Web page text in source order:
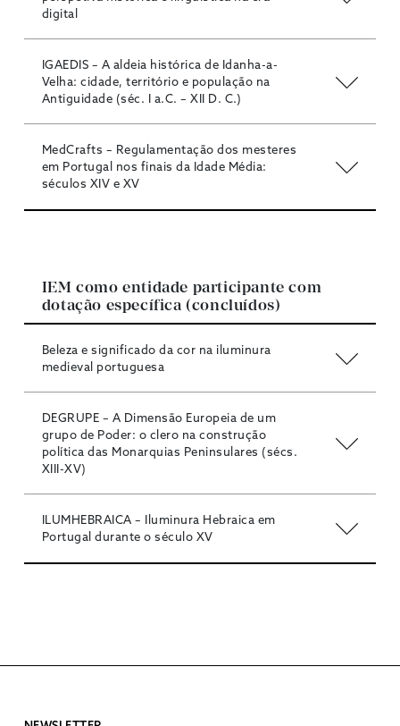
digital
IGAEDIS – A aldeia histórica de Idanha-a-
Velha: cidade, território e população na
Antiguidade (séc. I a.C. – XII D. C.)
MedCrafts – Regulamentação dos mesteres
em Portugal nos finais da Idade Média:
séculos XIV e XV
IEM como entidade participante com
dotação específica (concluídos)
Beleza e significado da cor na iluminura
medieval portuguesa
DEGRUPE – A Dimensão Europeia de um
grupo de Poder: o clero na construção
política das Monarquias Peninsulares (sécs.
XIII-XV)
ILUMHEBRAICA – Iluminura Hebraica em
Portugal durante o século XV